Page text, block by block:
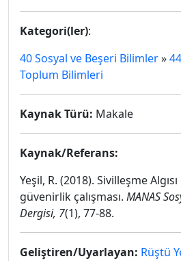
Kategori(ler):
40 Sosyal ve Beşeri Bilimler»
Toplum Bilimleri
Kaynak Türü: Makale
Kaynak/Referans:
Yeşil, R. (2018). Sivilleşme
güvenirlik çalışması. MANAS
Dergisi, 7(1), 77-88.
Geliştiren/Uyarlayan: Rüştü